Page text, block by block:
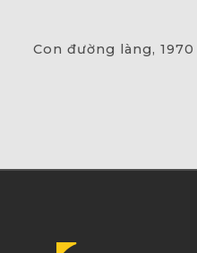
Con đường làng, 1970